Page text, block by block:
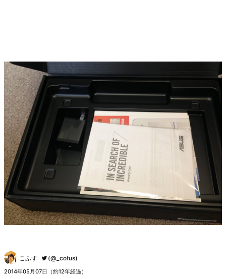
こふす (@_cofus)
2014年05月07日（約12年経過）